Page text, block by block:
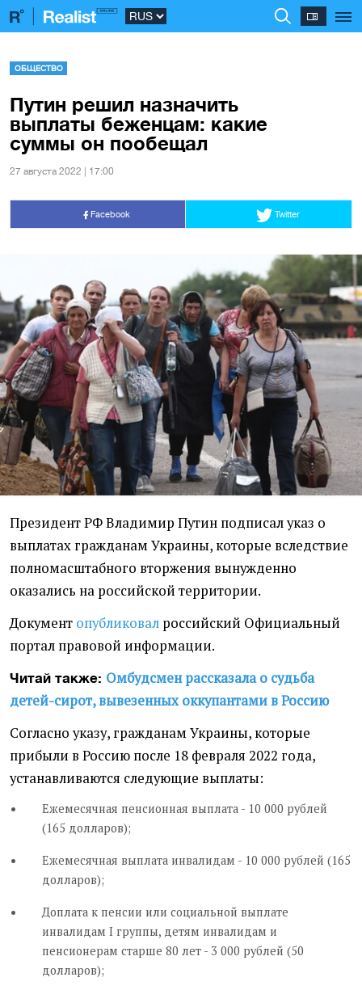
ОБЩЕСТВО
Путин решил назначить
выплаты беженцам: какие
суммы он пообещал
27 августа 2022 | 17:00
Facebook Twitter
Президент РФ Владимир Путин подписал указ о
выплатах гражданам Украины, которые вследствие
полномасштабного вторжения вынужденно
оказались на российской территории.
Документ опубликовал российский Официальный
портал правовой информации.
Читай также: Омбудсмен рассказала о судьба
детей-сирот, вывезенных оккупантами в Россию
Согласно указу, гражданам Украины, которые
прибыли в Россию после 18 февраля 2022 года,
устанавливаются следующие выплаты:
Ежемесячная пенсионная выплата - 10 000 рублей
(165 долларов);
Ежемесячная выплата инвалидам - 10 000 рублей (165
долларов);
Доплата к пенсии или социальной выплате
инвалидам I группы, детям инвалидам и
пенсионерам старше 80 лет - 3 000 рублей (50
долларов);